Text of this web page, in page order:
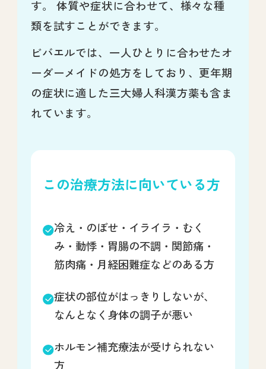
す。 体質や症状に合わせて、様々な種
類を試すことができます。
ビバエルでは、一人ひとりに合わせたオ
ーダーメイドの処方をしており、更年期
の症状に適した三大婦人科漢方薬も含ま
れています。
この治療方法に向いている方
冷え・のぼせ・イライラ・むく
み・動悸・胃腸の不調・関節痛・
筋肉痛・月経困難症などのある方
症状の部位がはっきりしないが、
なんとなく身体の調子が悪い
ホルモン補充療法が受けられない
方